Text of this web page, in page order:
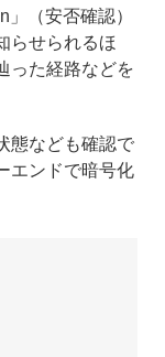
（安否確認）
らせられるほ
った経路などを
態なども確認で
エンドで暗号化